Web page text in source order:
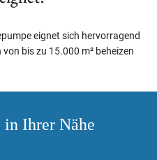
eignet sich hervorragend
bis zu 15.000 m² beheizen
Ihrer Nähe